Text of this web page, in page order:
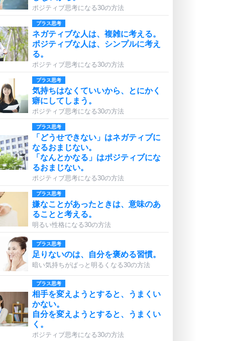
ポジティブ思考になる30の方法
プラス思考
ネガティブな人は、複雑に考える。
ポジティブな人は、シンプルに考え
る。
ポジティブ思考になる30の方法
プラス思考
気持ちはなくていいから、とにかく
癖にしてしまう。
ポジティブ思考になる30の方法
プラス思考
「どうせできない」はネガティブに
なるおまじない。
「なんとかなる」はポジティブにな
るおまじない。
ポジティブ思考になる30の方法
プラス思考
嫌なことがあったときは、意味のあ
ることと考える。
明るい性格になる30の方法
プラス思考
足りないのは、自分を褒める習慣。
暗い気持ちがぱっと明るくなる30の方法
プラス思考
相手を変えようとすると、うまくい
かない。
自分を変えようとすると、うまくい
く。
ポジティブ思考になる30の方法